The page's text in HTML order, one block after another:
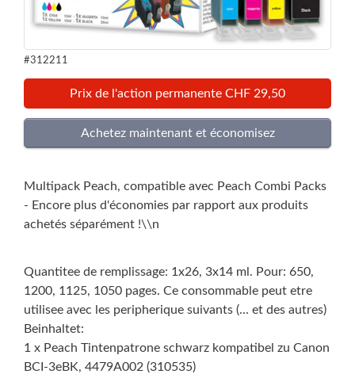
#312211
Prix de l'action permanente CHF 29,50
Multipack Peach, compatible avec Peach Combi Packs
- Encore plus d'économies par rapport aux produits
achetés séparément !\\n
Quantitee de remplissage: 1x26, 3x14 ml. Pour: 650,
1200, 1125, 1050 pages. Ce consommable peut etre
utilisee avec les peripherique suivants (... et des autres)
Beinhaltet:
1 x Peach Tintenpatrone schwarz kompatibel zu Canon
BCI-3eBK, 4479A002 (310535)